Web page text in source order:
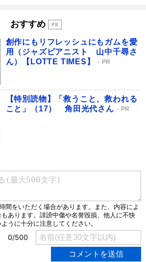
おすすめ
創作にもリフレッシュにもガムを愛
用（ジャズピアニスト 山中千尋さ
ん）【LOTTE TIMES】
PR
【特別読物】「救うこと、救われる
こと」（17） 角田光代さん
PR